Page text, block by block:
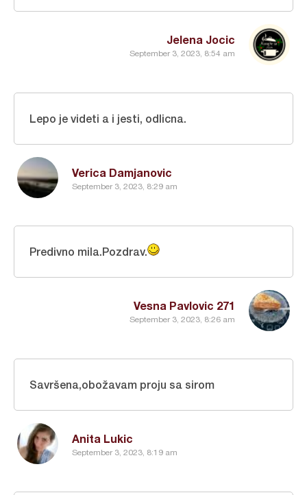
Jelena Jocic
September 3, 2023, 8:54 am
Verica Damjanovic
September 3, 2023, 8:29 am
Lepo je videti a i jesti, odlicna.
Vesna Pavlovic 271
September 3, 2023, 8:26 am
Predivno mila.Pozdrav.
Anita Lukic
September 3, 2023, 8:19 am
Savršena,obožavam proju sa sirom